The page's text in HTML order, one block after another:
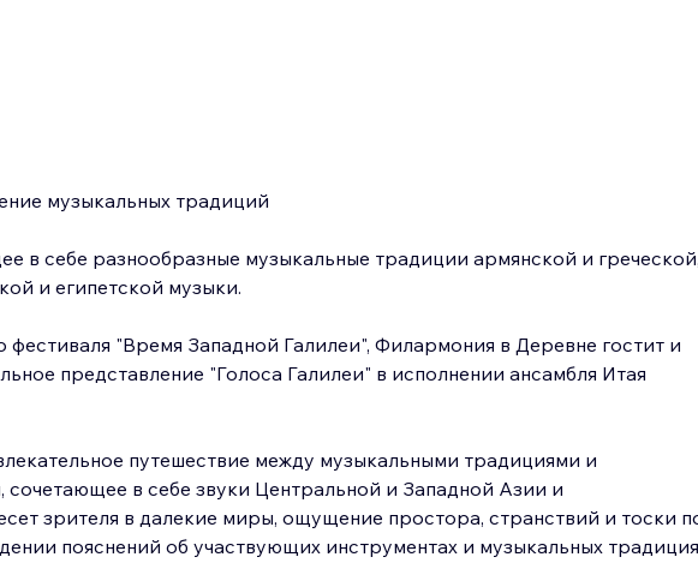
музыкальных традиций
в себе разнообразные музыкальные традиции армянской и
и египетской музыки.
фестиваля "Время Западной Галилеи", Филармония в Деревне гостит и
представление "Голоса Галилеи" в исполнении ансамбля Итая
путешествие между музыкальными традициями и
сочетающее в себе звуки Центральной и Западной Азии и
зрителя в далекие миры, ощущение простора, странствий и тоски
пояснений об участвующих инструментах и музыкальных